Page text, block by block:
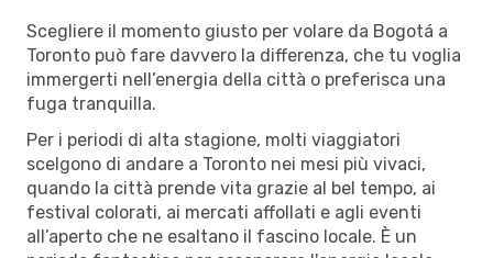
Scegliere il momento giusto per volare da Bogotá a
Toronto può fare davvero la differenza, che tu voglia
immergerti nell’energia della città o preferisca una
fuga tranquilla.
Per i periodi di alta stagione, molti viaggiatori
scelgono di andare a Toronto nei mesi più vivaci,
quando la città prende vita grazie al bel tempo, ai
festival colorati, ai mercati affollati e agli eventi
all’aperto che ne esaltano il fascino locale. È un